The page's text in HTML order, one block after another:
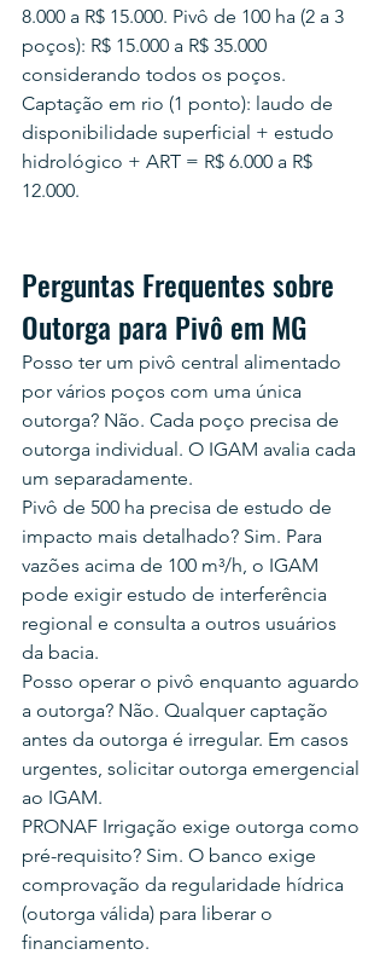
8.000 a R$ 15.000. Pivô de 100 ha (2 a 3
poços): R$ 15.000 a R$ 35.000
considerando todos os poços.
Captação em rio (1 ponto): laudo de
disponibilidade superficial + estudo
hidrológico + ART = R$ 6.000 a R$
12.000.
Perguntas Frequentes sobre
Outorga para Pivô em MG
Posso ter um pivô central alimentado
por vários poços com uma única
outorga? Não. Cada poço precisa de
outorga individual. O IGAM avalia cada
um separadamente.
Pivô de 500 ha precisa de estudo de
impacto mais detalhado? Sim. Para
vazões acima de 100 m³/h, o IGAM
pode exigir estudo de interferência
regional e consulta a outros usuários
da bacia.
Posso operar o pivô enquanto aguardo
a outorga? Não. Qualquer captação
antes da outorga é irregular. Em casos
urgentes, solicitar outorga emergencial
ao IGAM.
PRONAF Irrigação exige outorga como
pré-requisito? Sim. O banco exige
comprovação da regularidade hídrica
(outorga válida) para liberar o
financiamento.